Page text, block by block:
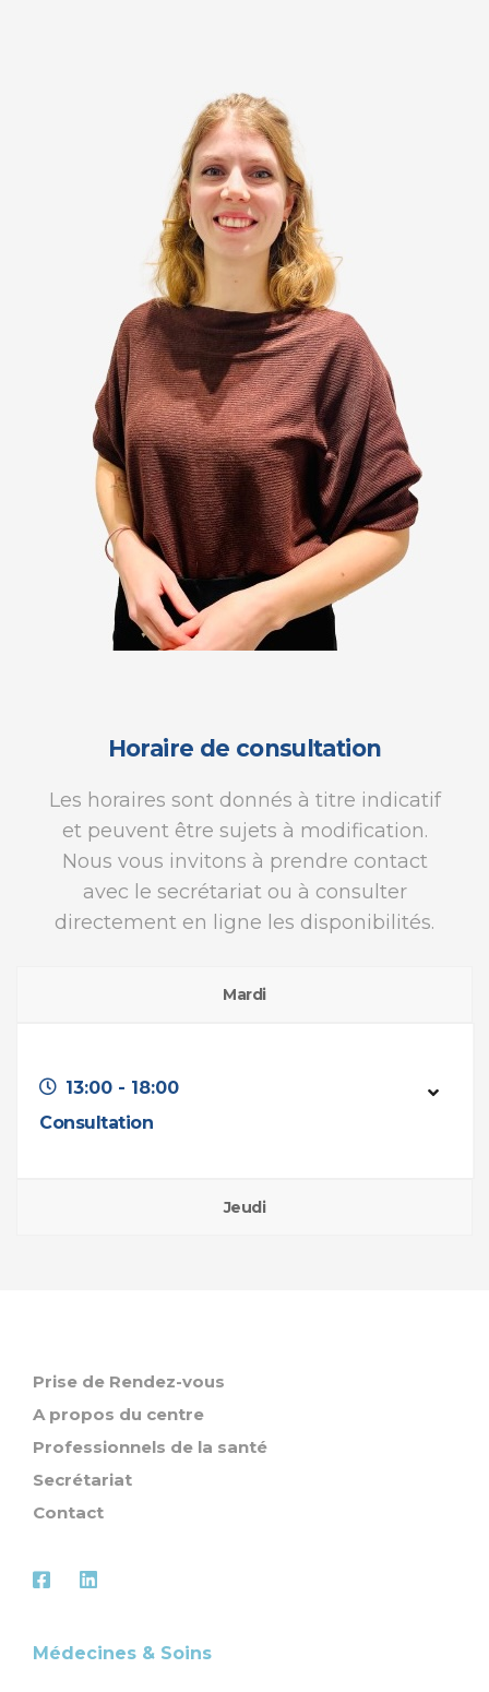
Horaire de consultation
Les horaires sont donnés à titre indicatif
et peuvent être sujets à modification.
Nous vous invitons à prendre contact
avec le secrétariat ou à consulter
directement en ligne les disponibilités.
Mardi
13:00 - 18:00
Consultation
Jeudi
Prise de Rendez-vous
A propos du centre
Professionnels de la santé
Secrétariat
Contact
Médecines & Soins